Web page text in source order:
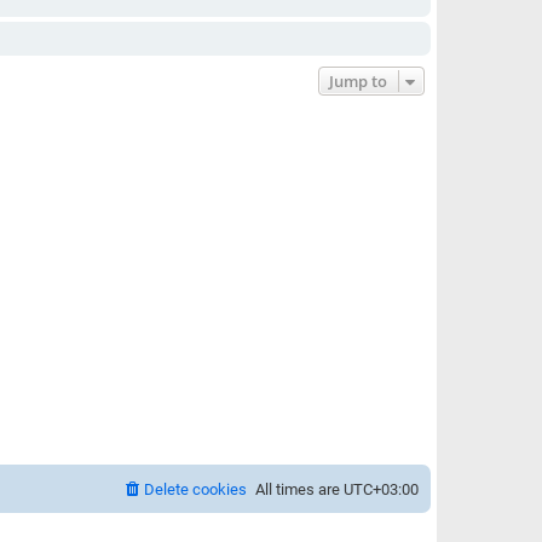
Jump to
All times are UTC+03:00
Delete cookies